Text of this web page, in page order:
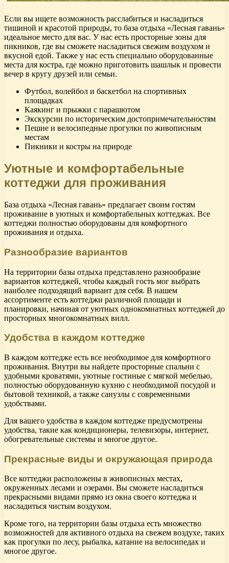
Если вы ищете возможность расслабиться и насладиться
тишиной и красотой природы, то база отдыха «Лесная гавань»
идеальное место для вас. У нас есть просторные зоны для
пикников, где вы сможете насладиться свежим воздухом и
вкусной едой. Также у нас есть специально оборудованные
места для костра, где можно приготовить шашлык и провести
вечер в кругу друзей или семьи.
Футбол, волейбол и баскетбол на спортивных
площадках
Каякинг и прыжки с парашютом
Экскурсии по историческим достопримечательностям
Пешие и велосипедные прогулки по живописным
местам
Пикники и костры на природе
Уютные и комфортабельные
коттеджи для проживания
База отдыха «Лесная гавань» предлагает своим гостям
проживание в уютных и комфортабельных коттеджах. Все
коттеджи полностью оборудованы для комфортного
проживания и отдыха.
Разнообразие вариантов
На территории базы отдыха представлено разнообразие
вариантов коттеджей, чтобы каждый гость мог выбрать
наиболее подходящий вариант для себя. В нашем
ассортименте есть коттеджи различной площади и
планировки, начиная от уютных однокомнатных коттеджей до
просторных многокомнатных вилл.
Удобства в каждом коттедже
В каждом коттедже есть все необходимое для комфортного
проживания. Внутри вы найдете просторные спальни с
удобными кроватями, уютные гостиные с мягкой мебелью,
полностью оборудованную кухню с необходимой посудой и
бытовой техникой, а также санузлы с современными
удобствами.
Для вашего удобства в каждом коттедже предусмотрены
удобства, такие как кондиционеры, телевизоры, интернет,
обогревательные системы и многое другое.
Прекрасные виды и окружающая природа
Все коттеджи расположены в живописных местах,
окруженных лесами и озерами. Вы сможете насладиться
прекрасными видами прямо из окна своего коттеджа и
насладиться чистым воздухом.
Кроме того, на территории базы отдыха есть множество
возможностей для активного отдыха на свежем воздухе, таких
как прогулки по лесу, рыбалка, катание на велосипедах и
многое другое.